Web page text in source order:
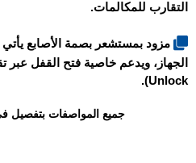
التقارب للمكالمات.
مزود بمستشعر بصمة الأصابع
Unlock).
جميع المواصفات بتفصيل